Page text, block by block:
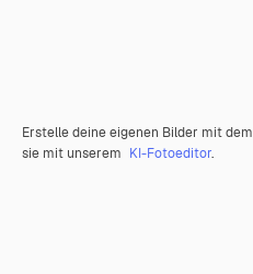
Erstelle deine eigenen Bilder mit dem
sie mit unserem KI-Fotoeditor.